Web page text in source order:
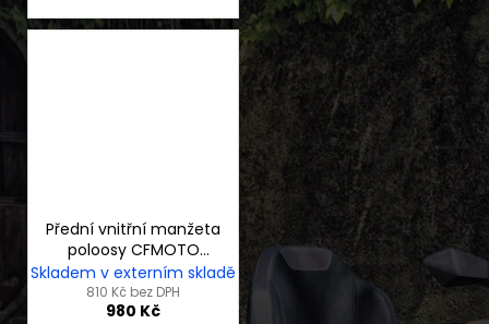
Přední vnitřní manžeta
poloosy CFMOTO
Gladiator
Skladem v externím skladě
810 Kč bez DPH
980 Kč